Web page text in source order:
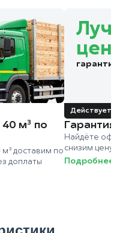
м³ по
м³ доставим по
доплаты
Действует
Найдёте
снизим
Подробнее